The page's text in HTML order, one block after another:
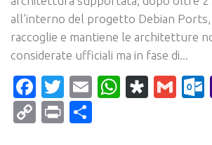
all’interno del progetto Debian Ports,
raccoglie e mantiene le architetture
considerate ufficiali ma in fase di...
Facebook
Twitter
Email
CopyPrint